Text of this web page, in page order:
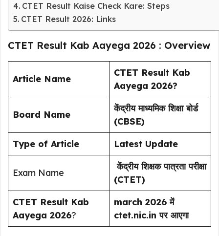
CTET Result Kaise Check Kare: Steps
CTET Result 2026: Links
CTET Result Kab Aayega 2026 : Overview
Article Name
CTET Result Kab
Aayega 2026?
Board Name
केंद्रीय माध्यमिक शिक्षा बोर्ड
(CBSE)
Type of Article
Latest Update
Exam Name
केंद्रीय शिक्षक पात्रता परीक्षा
(CTET)
CTET Result Kab
Aayega 2026?
march 2026 में
ctet.nic.in पर आएगा